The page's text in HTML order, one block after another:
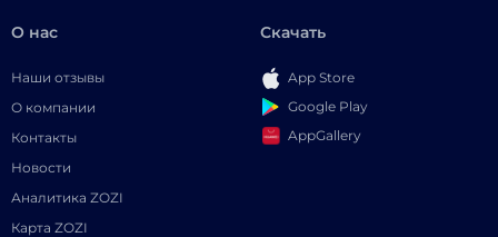
О нас
Наши отзывы
О компании
Контакты
Новости
Аналитика ZOZI
Карта ZOZI
Скачать
App Store
Google Play
AppGallery